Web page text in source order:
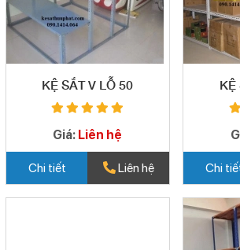
KỆ SẮT V LỖ 50
Giá: Liên hệ
Chi tiết Liên hệ
KỆ
Chi